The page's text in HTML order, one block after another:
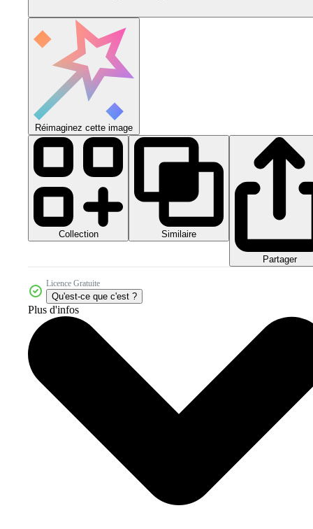
Réimaginez cette image
Collection Similaire
Partager
Licence Gratuite
Qu'est-ce que c'est ?
Plus d'infos